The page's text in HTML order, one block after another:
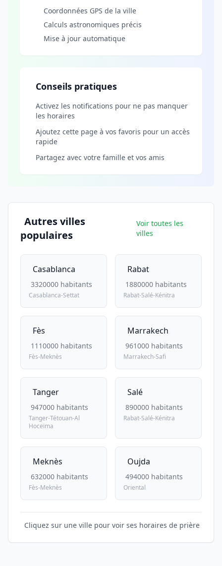
Coordonnées GPS de la ville
Calculs astronomiques précis
Mise à jour automatique
Conseils pratiques
Activez les notifications pour ne pas manquer
les horaires
Ajoutez cette page à vos favoris pour un accès
rapide
Partagez avec votre famille et vos amis
Autres villes
populaires
Voir toutes les
villes
Casablanca
3320000 habitants
Casablanca-Settat
Rabat
1880000 habitants
Rabat-Salé-Kénitra
Fès
1110000 habitants
Fès-Meknès
Marrakech
961000 habitants
Marrakech-Safi
Tanger
947000 habitants
Tanger-Tétouan-Al
Hoceïma
Salé
890000 habitants
Rabat-Salé-Kénitra
Meknès
632000 habitants
Fès-Meknès
Oujda
494000 habitants
Oriental
Cliquez sur une ville pour voir ses horaires de prière